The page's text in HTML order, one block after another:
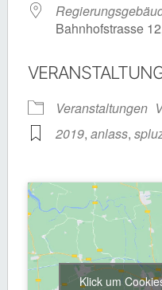
Bahnhofstrasse
Veranstaltungen
2019, anlass,
Klick um